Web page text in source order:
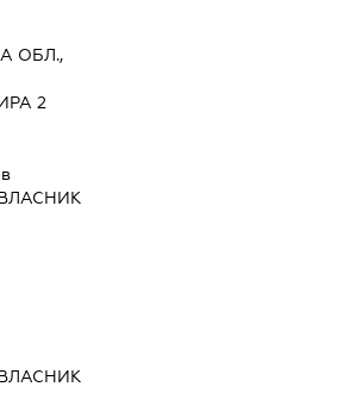
ОБЛ.,
2